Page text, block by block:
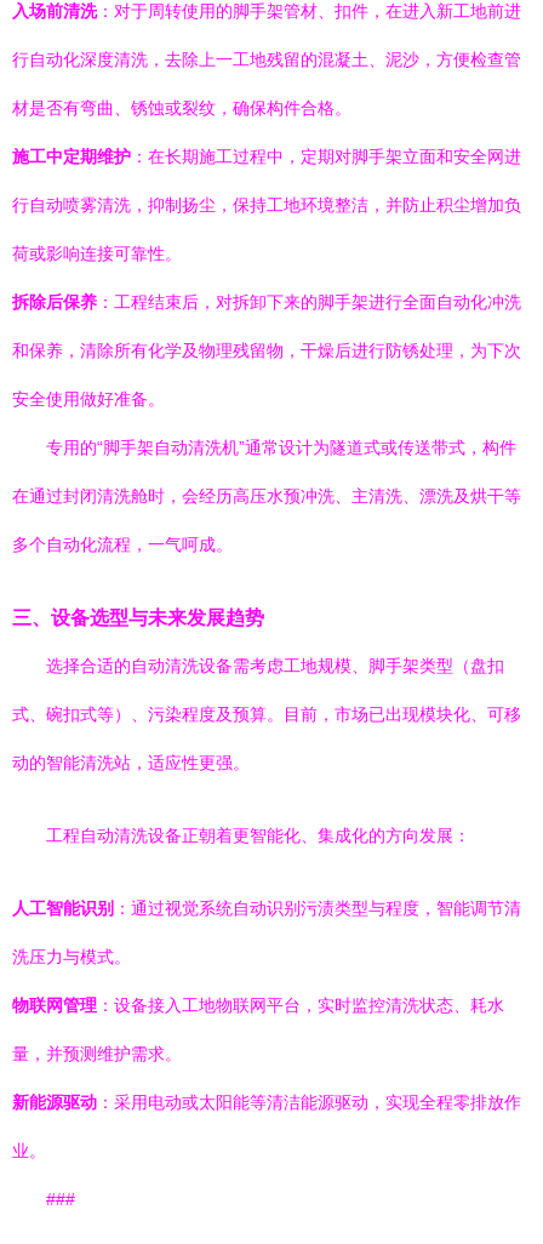
入场前清洗：对于周转使用的脚手架管材、扣件，在进入新工地前进
行自动化深度清洗，去除上一工地残留的混凝土、泥沙，方便检查管
材是否有弯曲、锈蚀或裂纹，确保构件合格。
施工中定期维护 ：在长期施工过程中，定期对脚手架立面和安全网进
行自动喷雾清洗，抑制扬尘，保持工地环境整洁，并防止积尘增加负
荷或影响连接可靠性。
拆除后保养 ：工程结束后，对拆卸下来的脚手架进行全面自动化冲洗
和保养，清除所有化学及物理残留物，干燥后进行防锈处理，为下次
安全使用做好准备。
专用的“脚手架自动清洗机”通常设计为隧道式或传送带式，构件
在通过封闭清洗舱时，会经历高压水预冲洗、主清洗、漂洗及烘干等
多个自动化流程，一气呵成。
三、设备选型与未来发展趋势
选择合适的自动清洗设备需考虑工地规模、脚手架类型（盘扣
式、碗扣式等）、污染程度及预算。目前，市场已出现模块化、可移
动的智能清洗站，适应性更强。
工程自动清洗设备正朝着更智能化、集成化的方向发展：
人工智能识别 ：通过视觉系统自动识别污渍类型与程度，智能调节清
洗压力与模式。
物联网管理 ：设备接入工地物联网平台，实时监控清洗状态、耗水
量，并预测维护需求。
新能源驱动 ：采用电动或太阳能等清洁能源驱动，实现全程零排放作
业。
###